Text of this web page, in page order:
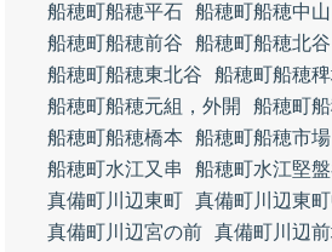
船穂町船穂平石 船穂町船穂中
船穂町船穂前谷
船穂町船穂北谷
船穂町船穂東北谷
船穂町船穂
船穂町船穂元組，外開
船穂町
船穂町船穂橋本
船穂町船穂市場
船穂町水江又串
船穂町水江堅
真備町川辺東町 真備町川辺東
真備町川辺宮の前 真備町川辺